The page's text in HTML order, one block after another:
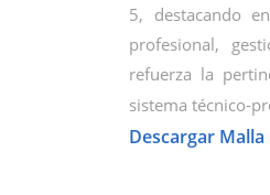
5, destacando
profesional,
refuerza la
sistema técnico-
Descargar Malla